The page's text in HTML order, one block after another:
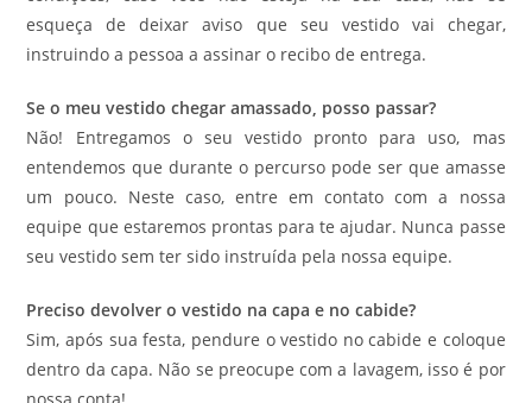
esqueça de deixar aviso que seu vestido vai chegar,
instruindo a pessoa a assinar o recibo de entrega.
Se o meu vestido chegar amassado, posso passar?
Não! Entregamos o seu vestido pronto para uso, mas
entendemos que durante o percurso pode ser que amasse
um pouco. Neste caso, entre em contato com a nossa
equipe que estaremos prontas para te ajudar. Nunca passe
seu vestido sem ter sido instruída pela nossa equipe.
Preciso devolver o vestido na capa e no cabide?
Sim, após sua festa, pendure o vestido no cabide e coloque
dentro da capa. Não se preocupe com a lavagem, isso é por